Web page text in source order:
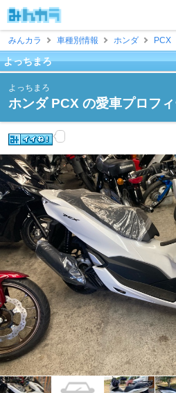
みんカラ
車種別情報 ホンダ PCX
よっちまろ
よっちまろ
ホンダ PCX の愛車プロフ